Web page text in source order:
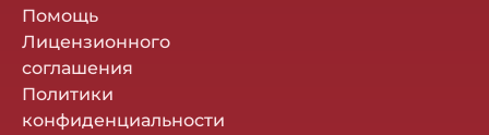
Помощь
Лицензионного
соглашения
Политики
конфиденциальности